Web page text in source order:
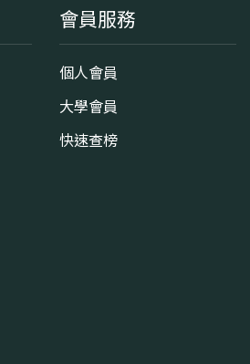
會員服務
個人會員
大學會員
快速查榜